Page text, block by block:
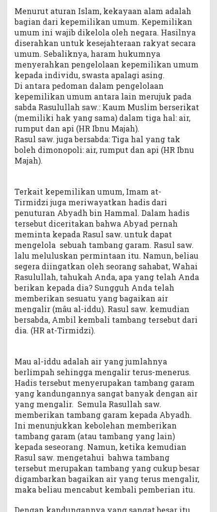
Menurut aturan Islam, kekayaan alam adalah
bagian dari kepemilikan umum. Kepemilikan
umum ini wajib dikelola oleh negara. Hasilnya
diserahkan untuk kesejahteraan rakyat secara
umum. Sebaliknya, haram hukumnya
menyerahkan pengelolaan kepemilikan umum
kepada individu, swasta apalagi asing.
Di antara pedoman dalam pengelolaan
kepemilikan umum antara lain merujuk pada
sabda Rasulullah saw.: Kaum Muslim berserikat
(memiliki hak yang sama) dalam tiga hal: air,
rumput dan api (HR Ibnu Majah).
Rasul saw. juga bersabda: Tiga hal yang tak
boleh dimonopoli: air, rumput dan api (HR Ibnu
Majah).
Terkait kepemilikan umum, Imam at-
Tirmidzi juga meriwayatkan hadis dari
penuturan Abyadh bin Hammal. Dalam hadis
tersebut diceritakan bahwa Abyad pernah
meminta kepada Rasul saw. untuk dapat
mengelola sebuah tambang garam. Rasul saw.
lalu meluluskan permintaan itu. Namun, beliau
segera diingatkan oleh seorang sahabat, Wahai
Rasulullah, tahukah Anda, apa yang telah Anda
berikan kepada dia? Sungguh Anda telah
memberikan sesuatu yang bagaikan air
mengalir (mâu al-iddu). Rasul saw. kemudian
bersabda, Ambil kembali tambang tersebut dari
dia. (HR at-Tirmidzi).
Mau al-iddu adalah air yang jumlahnya
berlimpah sehingga mengalir terus-menerus.
Hadis tersebut menyerupakan tambang garam
yang kandungannya sangat banyak dengan air
yang mengalir. Semula Rasullah saw.
memberikan tambang garam kepada Abyadh.
Ini menunjukkan kebolehan memberikan
tambang garam (atau tambang yang lain)
kepada seseorang. Namun, ketika kemudian
Rasul saw. mengetahui bahwa tambang
tersebut merupakan tambang yang cukup besar
digambarkan bagaikan air yang terus mengalir,
maka beliau mencabut kembali pemberian itu.
Dengan kandungannya yang sangat besar itu,